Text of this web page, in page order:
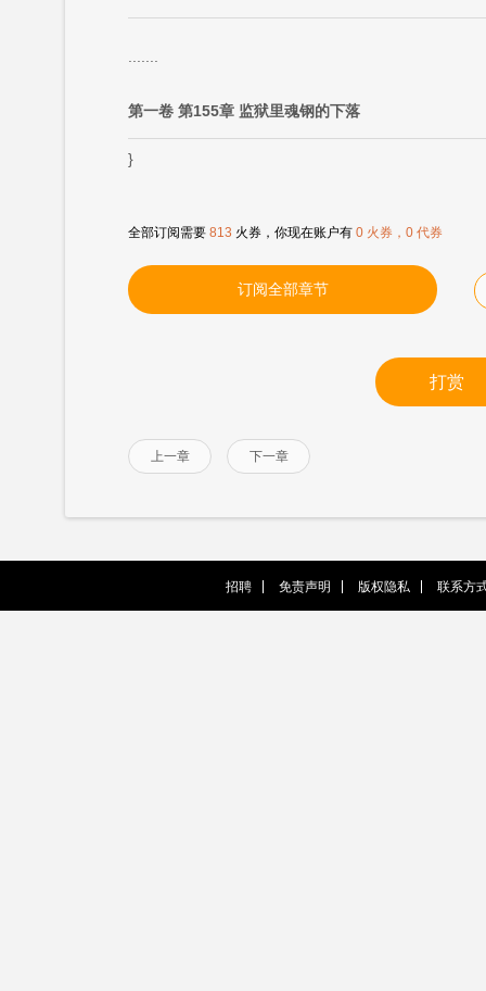
第一卷 第155章 监狱里魂钢的下落
}
全部订阅需要 813 火券，你现在账户有 0 火券，0 代券
订阅全部章节
打赏
上一章 下一章
招聘 免责声明 版权隐私 联系方